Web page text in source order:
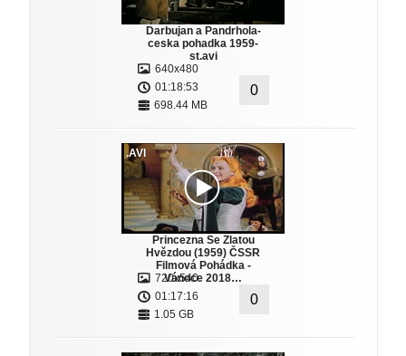
Darbujan a Pandrhola-
ceska pohadka 1959-
st.avi
640x480
01:18:53
698.44 MB
0
.AVI
Princezna Se Zlatou
Hvězdou (1959) ČSSR
Filmová Pohádka -
Vánoce 2018…
720x540
01:17:16
1.05 GB
0